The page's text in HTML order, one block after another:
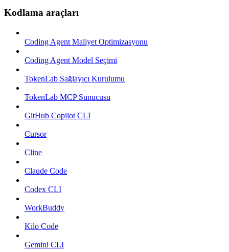
Kodlama araçları
Coding Agent Maliyet Optimizasyonu
Coding Agent Model Seçimi
TokenLab Sağlayıcı Kurulumu
TokenLab MCP Sunucusu
GitHub Copilot CLI
Cursor
Cline
Claude Code
Codex CLI
WorkBuddy
Kilo Code
Gemini CLI